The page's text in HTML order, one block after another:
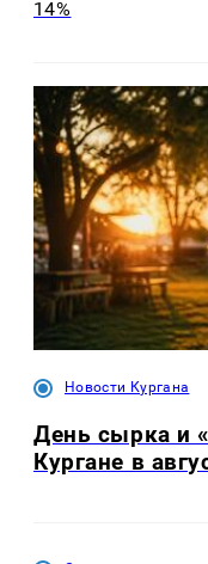
14%
Новости Кургана
День сырка и
Кургане в